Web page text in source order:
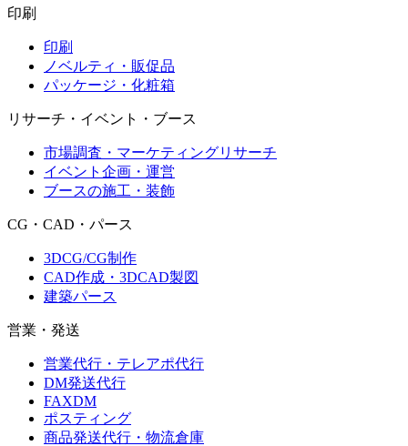
印刷
印刷
ノベルティ・販促品
パッケージ・化粧箱
リサーチ・イベント・ブース
市場調査・マーケティングリサーチ
イベント企画・運営
ブースの施工・装飾
CG・CAD・パース
3DCG/CG制作
CAD作成・3DCAD製図
建築パース
営業・発送
営業代行・テレアポ代行
DM発送代行
FAXDM
ポスティング
商品発送代行・物流倉庫